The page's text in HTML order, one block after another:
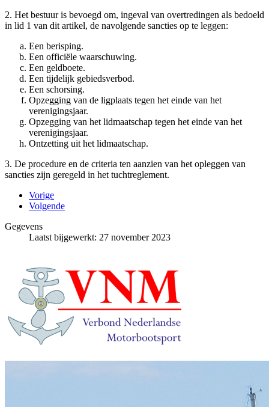
2. Het bestuur is bevoegd om, ingeval van overtredingen als bedoeld
in lid 1 van dit artikel, de navolgende sancties op te leggen:
Een berisping.
Een officiële waarschuwing.
Een geldboete.
Een tijdelijk gebiedsverbod.
Een schorsing.
Opzegging van de ligplaats tegen het einde van het
verenigingsjaar.
Opzegging van het lidmaatschap tegen het einde van het
verenigingsjaar.
Ontzetting uit het lidmaatschap.
3. De procedure en de criteria ten aanzien van het opleggen van
sancties zijn geregeld in het tuchtreglement.
Vorige
Volgende
Gegevens
Laatst bijgewerkt: 27 november 2023